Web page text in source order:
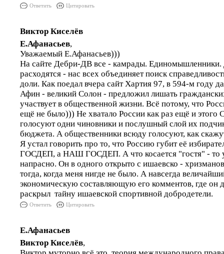
Ответить Цитировать
Виктор Киселёв
Е.Афанасьев,
Уважаемый Е.Афанасьев)))
На сайте Дебри-ДВ все - камрады. Единомышленники.
расходятся - нас всех объединяет поиск
доли. Как поедал вчера сайт Хартия 97, в 594-м году
Афин - великий Солон - предложил лишать
участвует в общественной жизни. Всё потому, что
ещё не было))) Не хватало России как раз ещё и этого
голосуют одни чиновники и послушный слой их
бюджета. А общественники всюду голосуют, как
Я устал говорить про то, что Россию губит её
ГОСДЕП, а НАШ ГОСДЕП. А что косается "гостя" - то
напрасно. Он в одного открыто с ишаевско -
тогда, когда меня нигде не было. А навсегда
экономическую составляющую его комментов, где он
раскрыл тайну ишаевской спортивной добродетели.
Ответить Цитировать
Е.Афанасьев
Виктор Киселёв,